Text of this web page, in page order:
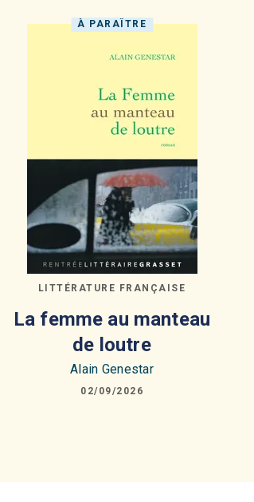
À PARAÎTRE
LITTÉRATURE FRANÇAISE
La femme au manteau
de loutre
Alain Genestar
02/09/2026